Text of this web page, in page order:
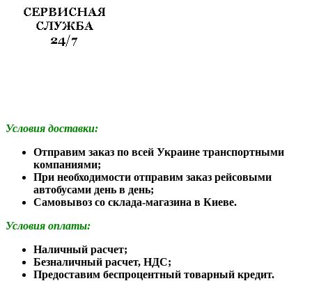
Условия доставки:
Отправим заказ по всей Украине транспортными
компаниями;
При необходимости отправим заказ рейсовыми
автобусами день в день;
Самовывоз со склада-магазина в Киеве.
Условия оплаты:
Наличный расчет;
Безналичный расчет, НДС;
Предоставим беспроцентный товарный кредит.